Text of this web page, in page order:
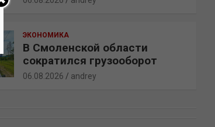
ЭКОНОМИКА
В Смоленской области
сократился грузооборот
06.08.2026 andrey